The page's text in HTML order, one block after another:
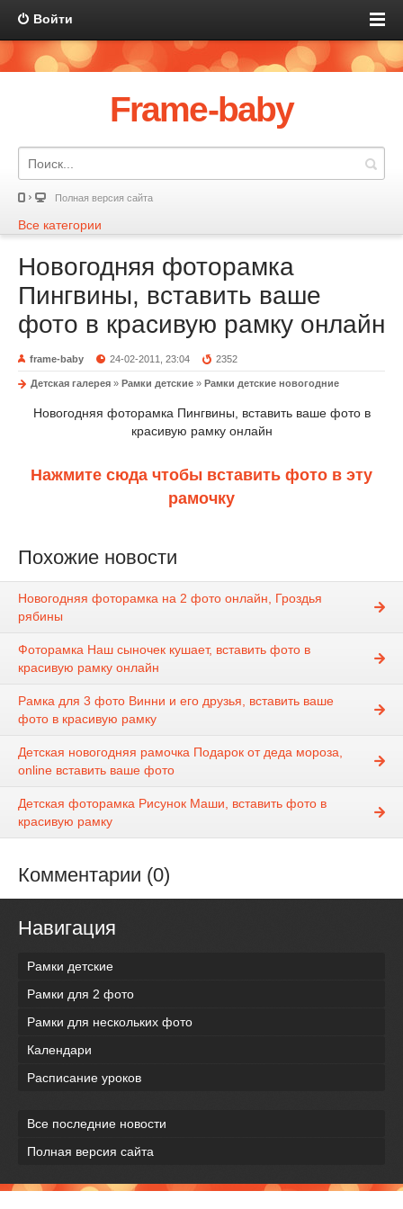
Войти
Frame-baby
Полная версия сайта
Все категории
Новогодняя фоторамка
Пингвины, вставить ваше
фото в красивую рамку онлайн
frame-baby 24-02-2011, 23:04 2352
Детская галерея » Рамки детские » Рамки детские новогодние
Новогодняя фоторамка Пингвины, вставить ваше фото в
красивую рамку онлайн
Нажмите сюда чтобы вставить фото в эту
рамочку
Похожие новости
Новогодняя фоторамка на 2 фото онлайн, Гроздья
рябины
Фоторамка Наш сыночек кушает, вставить фото в
красивую рамку онлайн
Рамка для 3 фото Винни и его друзья, вставить ваше
фото в красивую рамку
Детская новогодняя рамочка Подарок от деда мороза,
online вставить ваше фото
Детская фоторамка Рисунок Маши, вставить фото в
красивую рамку
Комментарии (0)
Навигация
Рамки детские
Рамки для 2 фото
Рамки для нескольких фото
Календари
Расписание уроков
Все последние новости
Полная версия сайта